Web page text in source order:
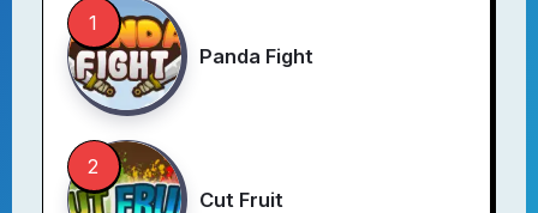
Panda Fight
Cut Fruit